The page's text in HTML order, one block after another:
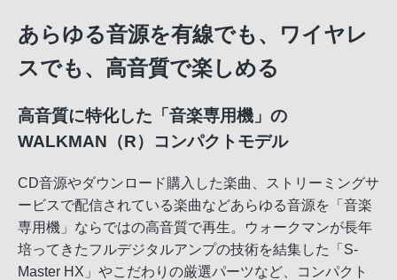
あらゆる音源を有線でも、ワイヤレ
スでも、高音質で楽しめる
高音質に特化した「音楽専用機」の
WALKMAN（R）コンパクトモデル
CD音源やダウンロード購入した楽曲、ストリーミングサ
ービスで配信されている楽曲などあらゆる音源を「音楽
専用機」ならではの高音質で再生。ウォークマンが長年
培ってきたフルデジタルアンプの技術を結集した「S-
Master HX」やこだわりの厳選パーツなど、コンパクト